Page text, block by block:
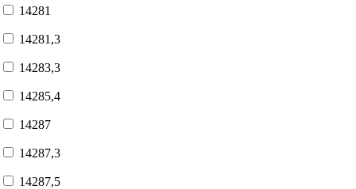
14281
14281,3
14283,3
14285,4
14287
14287,3
14287,5